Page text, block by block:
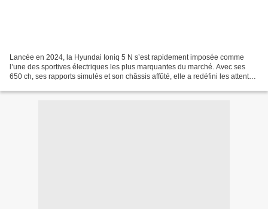
Lancée en 2024, la Hyundai Ioniq 5 N s’est rapidement imposée comme
l’une des sportives électriques les plus marquantes du marché. Avec ses
650 ch, ses rapports simulés et son châssis affûté, elle a redéfini les attentes